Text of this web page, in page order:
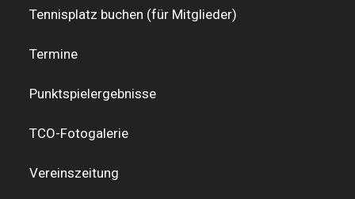
Tennisplatz buchen (für Mitglieder)
Termine
Punktspielergebnisse
TCO-Fotogalerie
Vereinszeitung